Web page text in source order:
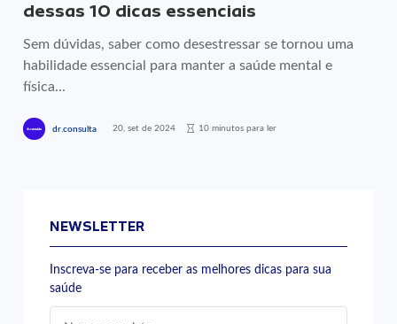
dessas 10 dicas essenciais
Sem dúvidas, saber como desestressar se tornou uma
habilidade essencial para manter a saúde mental e
física...
dr.consulta 20, set de 2024 10 minutos para ler
NEWSLETTER
Inscreva-se para receber as melhores dicas para sua
saúde